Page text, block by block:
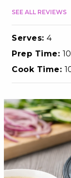
SEE ALL REVIEWS
Serves: 4
Prep Time:
Cook Time: